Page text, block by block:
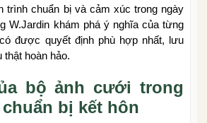
trình chuẩn bị và cảm xúc trong ngày
W.Jardin khám phá ý nghĩa của từng
được quyết định phù hợp nhất, lưu
thật hoàn hảo.
bộ ảnh cưới trong
bị kết hôn